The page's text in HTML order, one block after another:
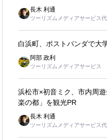
長木 利通
ツーリズムメディアサービス代
白浜町、ポストパンダで大
阿部 政利
ツーリズムメディアサービス
浜松市×初音ミク、市内周
楽の都」を観光PR
長木 利通
ツーリズムメディアサービス代